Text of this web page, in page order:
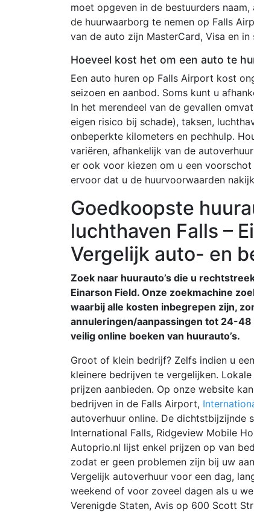
moet opgeven in de bestuurders
de huurwaarborg te nemen op Falls
van de auto zijn MasterCard, Visa en
Hoeveel kost het om een auto te
Een auto huren op Falls Airport kost
seizoen en aanbod. Soms kunt u
In het merendeel van de gevallen
eigen risico bij schade), taksen,
onbeperkte kilometers en pechhulp.
variëren, afhankelijk van de
er ook voor kiezen om u een
ervoor dat u de huurvoorwaarden
Goedkoopste
luchthaven Falls –
Vergelijk auto- en
Zoek naar huurauto’s die u
Einarson Field. Onze zoekmachine
waarbij alle kosten inbegrepen zijn,
annuleringen/aanpassingen tot 24-48
veilig online boeken van huurauto’s.
Groot of klein bedrijf? Zelfs indien u
kleinere bedrijven te vergelijken.
prijzen aanbieden. Op onze website
bedrijven in de Falls Airport,
autoverhuur online. De dichtstbijzijnde
International Falls, Ridgeview Mobile
Autoprio.nl lijst enkel prijzen op van
zodat er geen problemen zijn bij uw
Vergelijk autoverhuur voor een dag,
weekend of voor zoveel dagen als u
Verenigde Staten, Avis op 600 Scott